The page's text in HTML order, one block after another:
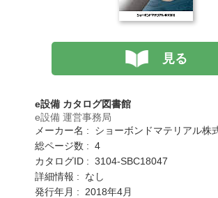
見る
e設備 カタログ図書館
e設備 運営事務局
メーカー名 : ショーボンドマテリアル株
総ページ数 : 4
カタログID : 3104-SBC18047
詳細情報 : なし
発行年月 : 2018年4月